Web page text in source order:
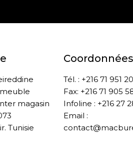
magasin
Tunisie
Coordonnées
Tél. : +216 71 951
Fax: +216 71 905
Infoline : +216 27
Email :